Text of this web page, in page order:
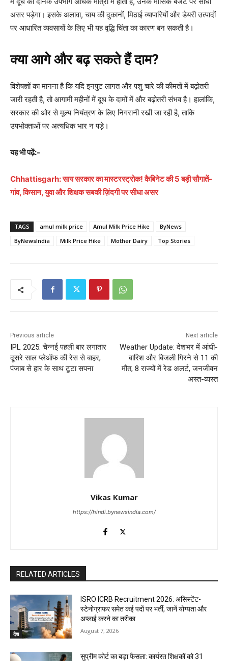
असर पड़ेगा। इसके अलावा, चाय की दुकानों, मिठाई व्यापारियों और डेयरी उत्पादों
पर आधारित व्यवसायों के लिए भी यह वृद्धि चिंता का कारण बन सकती है।
क्या आगे और बढ़ सकते हैं दाम?
विशेषज्ञों का मानना है कि यदि इनपुट लागत और पशु चारे की कीमतों में बढ़ोतरी
जारी रहती है, तो आगामी महीनों में दूध के दामों में और बढ़ोतरी संभव है। हालांकि,
सरकार की ओर से मूल्य नियंत्रण के लिए निगरानी रखी जा रही है, ताकि
उपभोक्ताओं पर अत्यधिक भार न पड़े।
यह भी पढ़ें:-
Chhattisgarh: साय सरकार का मास्टरस्ट्रोक! कैबिनेट की 5 बड़ी सौगातें-
गांव, किसान, युवा और शिक्षक सबकी ज़िंदगी पर सीधा असर
TAGS amul milk price Amul Milk Price Hike
ByNews
ByNewsIndia
Milk Price Hike Mother Dairy Top Stories
Previous article
IPL 2025: चेन्नई पहली बार लगातार
दूसरे साल प्लेऑफ की रेस से बाहर,
पंजाब से हार के साथ टूटा सपना
Next article
Weather Update: देशभर में आंधी-
बारिश और बिजली गिरने से 11 की
मौत, 8 राज्यों में रेड अलर्ट, जनजीवन
अस्त-व्यस्त
Vikas Kumar
https://hindi.bynewsindia.com/
RELATED ARTICLES
देश
ISRO ICRB Recruitment 2026: असिस्टेंट-
स्टेनोग्राफर समेत कई पदों पर भर्ती, जानें योग्यता और
अप्लाई करने का तरीका
August 7, 2026
सुप्रीम कोर्ट का बड़ा फैसला: कार्यरत शिक्षकों को 31